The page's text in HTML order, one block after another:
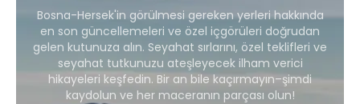
Bosna-Hersek'in görülmesi gereken yerleri hakkında
en son güncellemeleri ve özel içgörüleri doğrudan
gelen kutunuza alın. Seyahat sırlarını, özel teklifleri ve
seyahat tutkunuzu ateşleyecek ilham verici
hikayeleri keşfedin. Bir an bile kaçırmayın–şimdi
kaydolun ve her maceranın parçası olun!